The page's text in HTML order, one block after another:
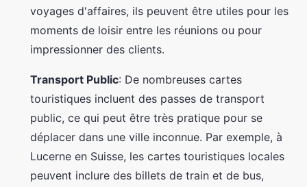
voyages d'affaires, ils peuvent être utiles pour les
moments de loisir entre les réunions ou pour
impressionner des clients.
Transport Public: De nombreuses cartes
touristiques incluent des passes de transport
public, ce qui peut être très pratique pour se
déplacer dans une ville inconnue. Par exemple, à
Lucerne en Suisse, les cartes touristiques locales
peuvent inclure des billets de train et de bus,